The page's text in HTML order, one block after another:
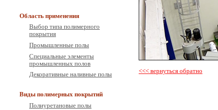
Область применения
Выбор типа полимерного
покрытия
Промышленные полы
Специальные элементы
промышленных полов
Декоративные наливные полы
Виды полимерных покрытий
Полиуретановые полы
<<< вернуться обратно